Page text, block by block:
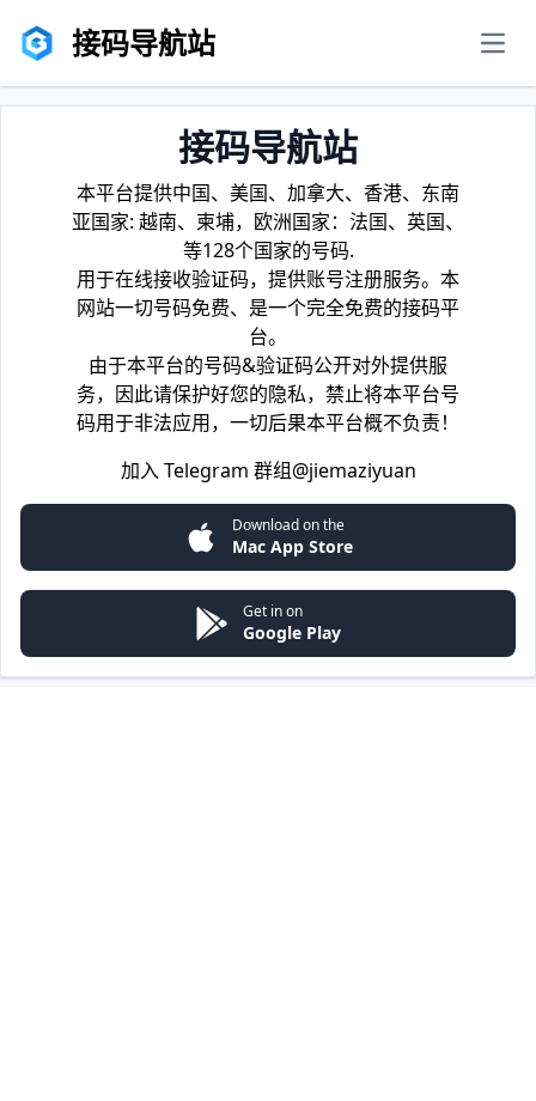
接码导航站
接码导航站
本平台提供中国、美国、加拿大、香港、东南
亚国家: 越南、柬埔，欧洲国家：法国、英国、
等128个国家的号码.
用于在线接收验证码，提供账号注册服务。本
网站一切号码免费、是一个完全免费的接码平
台。
由于本平台的号码&验证码公开对外提供服
务，因此请保护好您的隐私，禁止将本平台号
码用于非法应用，一切后果本平台概不负责！
加入 Telegram 群组@jiemaziyuan
Download on the
Mac App Store
Get in on
Google Play